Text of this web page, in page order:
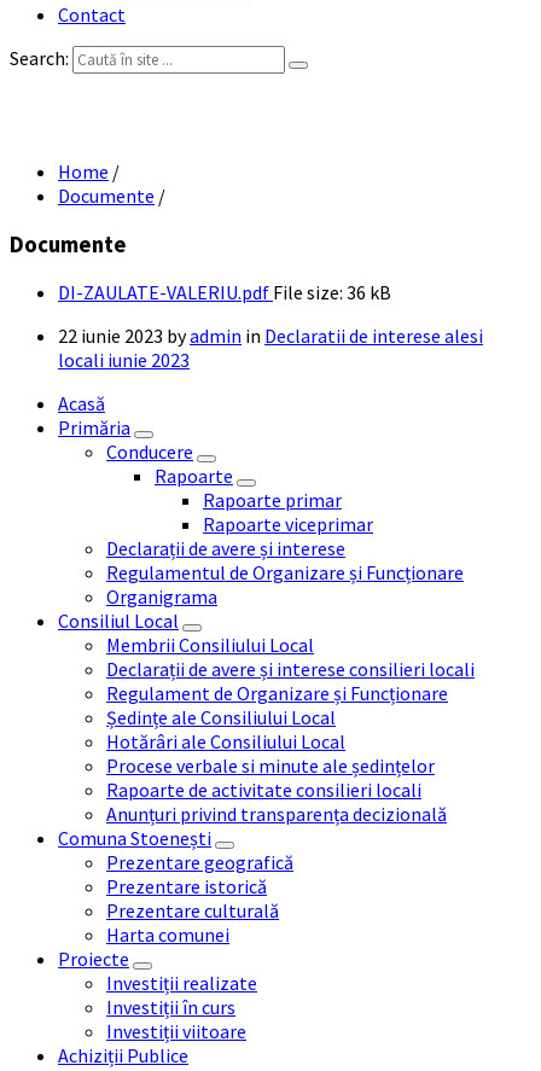
Contact
Search:
Home /
Documente /
Documente
DI-ZAULATE-VALERIU.pdf File size: 36 kB
22 iunie 2023 byadmin in Declaratii de interese alesi
locali iunie 2023
Acasă
Primăria
Conducere
Rapoarte
Rapoarte primar
Rapoarte viceprimar
Declarații de avere și interese
Regulamentul de Organizare și Funcționare
Organigrama
Consiliul Local
Membrii Consiliului Local
Declarații de avere și interese consilieri locali
Regulament de Organizare și Funcționare
Ședințe ale Consiliului Local
Hotărâri ale Consiliului Local
Procese verbale si minute ale ședințelor
Rapoarte de activitate consilieri locali
Anunțuri privind transparența decizională
Comuna Stoenești
Prezentare geografică
Prezentare istorică
Prezentare culturală
Harta comunei
Proiecte
Investiții realizate
Investiții în curs
Investiții viitoare
Achiziții Publice